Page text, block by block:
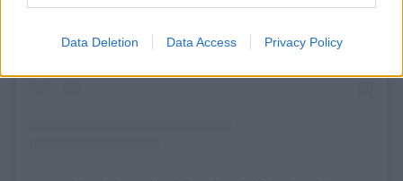
Data Deletion Data Access Privacy Policy